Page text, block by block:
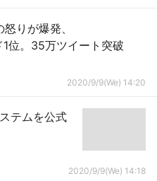
りが爆発、
位。35万ツイート突破
2020/9/9(We) 14:20
テムを公式
2020/9/9(We) 14:18